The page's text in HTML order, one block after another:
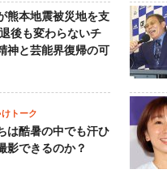
熊本地震被災地を支
後も変わらないチ
神と芸能界復帰の可
トーク
は酷暑の中でも汗ひ
影できるのか？